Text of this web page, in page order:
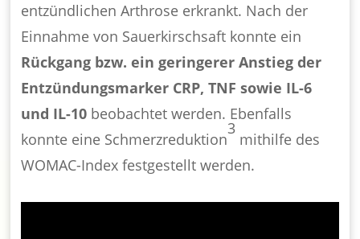
entzündlichen Arthrose erkrankt. Nach der
Einnahme von Sauerkirschsaft konnte ein
Rückgang bzw. ein geringerer Anstieg der
Entzündungsmarker CRP, TNF sowie IL-6
und IL-10 beobachtet werden. Ebenfalls
konnte eine Schmerzreduktion
3
mithilfe des
WOMAC-Index festgestellt werden.